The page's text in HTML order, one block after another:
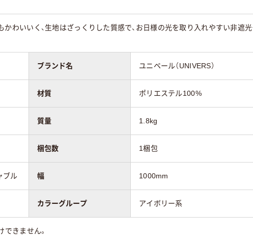
わいいく、生地はざっくりした質感で、お日様の光を取り入れやすい非遮
ブランド名 ユニベール（UNIVERS）
材質 ポリエステル100%
質量 1.8kg
梱包数 1梱包
ブル 幅 1000mm
カラーグループ アイボリー系
できません。